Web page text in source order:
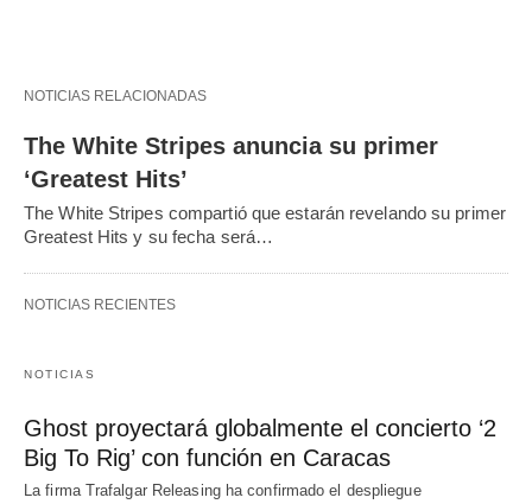
NOTICIAS RELACIONADAS
The White Stripes anuncia su primer
‘Greatest Hits’
The White Stripes compartió que estarán revelando su primer
Greatest Hits y su fecha será…
NOTICIAS RECIENTES
NOTICIAS
Ghost proyectará globalmente el concierto ‘2
Big To Rig’ con función en Caracas
La firma Trafalgar Releasing ha confirmado el despliegue